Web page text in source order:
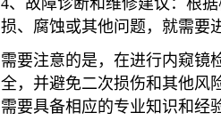
损、腐蚀或其他问题，就需要
需要注意的是，在进行内窥镜
全，并避免二次损伤和其他风
需要具备相应的专业知识和经